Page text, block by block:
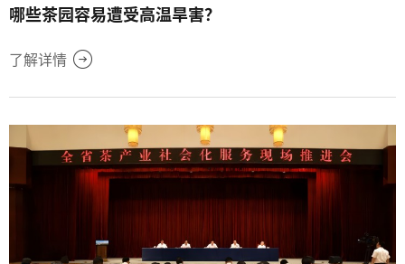
哪些茶园容易遭受高温旱害？
了解详情